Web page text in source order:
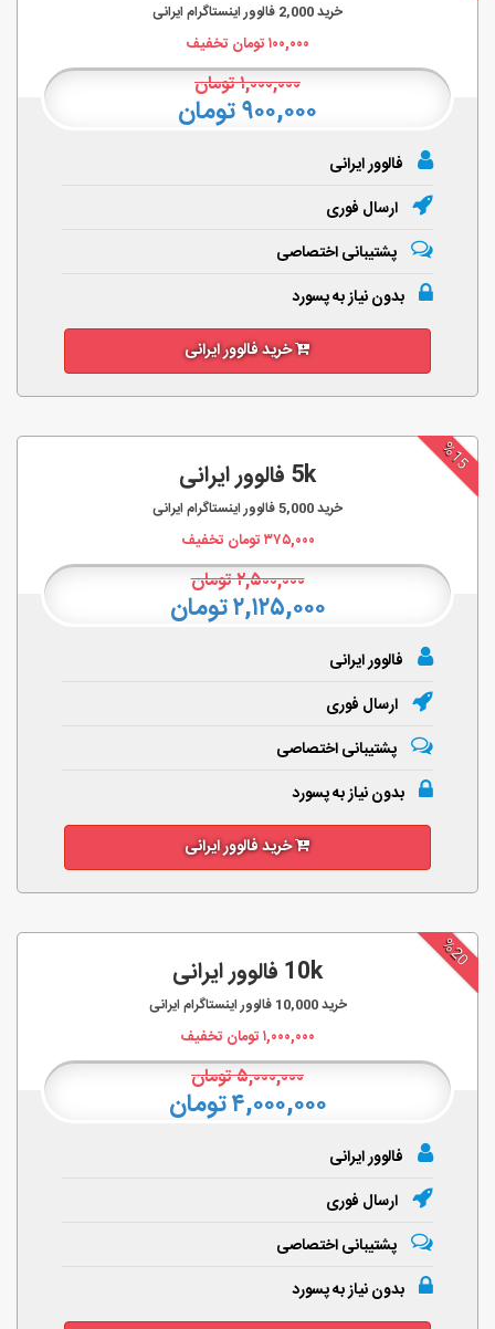
خرید2,000 فالوور اینستاگرام ایرانی
۱۰۰,۰۰۰تومان تخفیف
۱,۰۰۰,۰۰۰تومان
۹۰۰,۰۰۰ تومان
فالوور ایرانی
ارسال فوری
پشتیبانی اختصاصی
بدون نیاز به پسورد
خرید فالوور ایرانی
%15
5k فالوور ایرانی
خرید5,000فالوور اینستاگرام ایرانی
۳۷۵,۰۰۰تومان تخفیف
۲,۵۰۰,۰۰۰تومان
۲,۱۲۵,۰۰۰ تومان
فالوور ایرانی
ارسال فوری
پشتیبانی اختصاصی
بدون نیاز به پسورد
خرید فالوور ایرانی
%20
10k فالوور ایرانی
خرید10,000 فالوور اینستاگرام ایرانی
۱,۰۰۰,۰۰۰تومان تخفیف
۵,۰۰۰,۰۰۰تومان
۴,۰۰۰,۰۰۰ تومان
فالوور ایرانی
ارسال فوری
پشتیبانی اختصاصی
بدون نیاز به پسورد